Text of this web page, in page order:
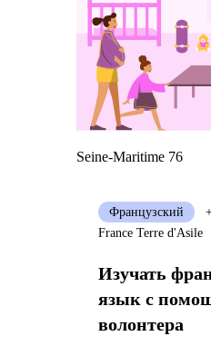
Seine-Maritime 76
Изучать
язык с
волонтера
Французский
France Terre d'Asile